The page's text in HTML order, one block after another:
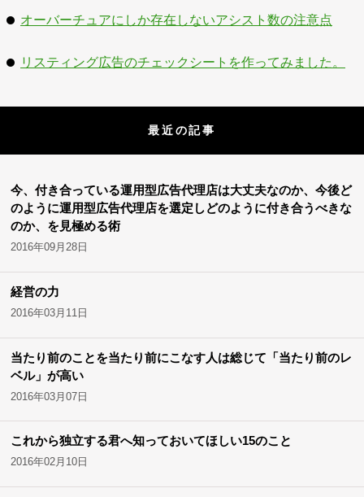
オーバーチュアにしか存在しないアシスト数の注意点
リスティング広告のチェックシートを作ってみました。
最近の記事
今、付き合っている運用型広告代理店は大丈夫なのか、今後ど
のように運用型広告代理店を選定しどのように付き合うべきな
のか、を見極める術
2016年09月28日
経営の力
2016年03月11日
当たり前のことを当たり前にこなす人は総じて「当たり前のレ
ベル」が高い
2016年03月07日
これから独立する君へ知っておいてほしい15のこと
2016年02月10日